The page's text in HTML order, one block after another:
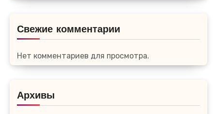
Свежие комментарии
Нет комментариев для просмотра.
Архивы